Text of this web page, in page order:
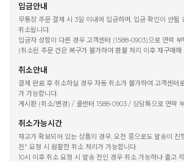
입금안내
무통장 주문 결제 시 3일 이내에 입금하며, 입금 확인이 안될
취소됩니다.
입금자 성함이 다른 경우 고객센터 (1588-0903)으로 연락 부
(취소된 주문 건은 복구가 불가하여 환불 처리 이후 재구매해
취소안내
결제 완료 후 취소하실 경우 자동 취소가 불가하여 고객센터
가 가능합니다.
게시판 (취소/변경) / 콜센터 1588-0903 / 상담톡으로 연락
취소가능시간
재고가 확보되어 있는 상품의 경우, 오전 중으로도 발송이 진
전" 요청 시 원활한 취소 처리가 가능합니다.
10시 이후 취소 요청 시 발송 전인 경우 취소 가능하나 출고